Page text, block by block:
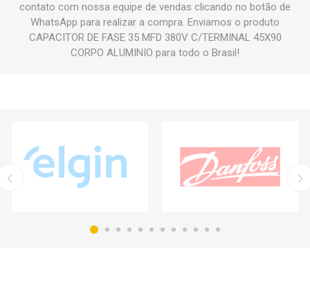
contato com nossa equipe de vendas clicando no botão de
WhatsApp para realizar a compra. Enviamos o produto
CAPACITOR DE FASE 35 MFD 380V C/TERMINAL 45X90
CORPO ALUMINIO para todo o Brasil!